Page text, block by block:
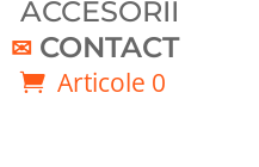
ACCESORII
CONTACT
Articole 0